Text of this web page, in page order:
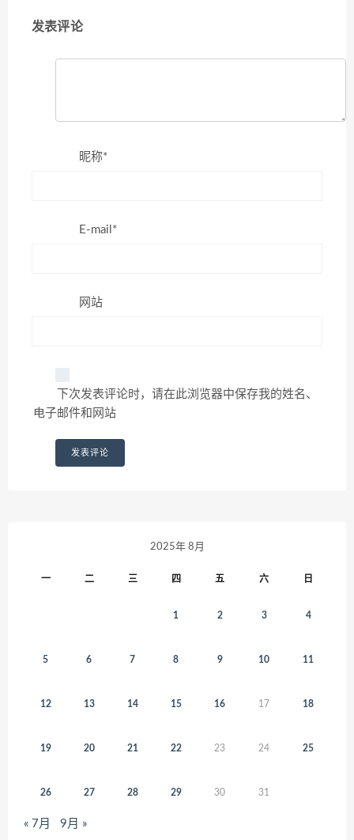
发表评论
昵称*
E-mail*
网站
下次发表评论时，请在此浏览器中保存我的姓名、
电子邮件和网站
2025年 8月
一 二 三 四 五 六 日
1 2 3 4
5 6 7 8 9 10 11
12 13 14 15 16 17 18
19 20 21 22 23 24 25
26 27 28 29 30 31
« 7月 9月 »